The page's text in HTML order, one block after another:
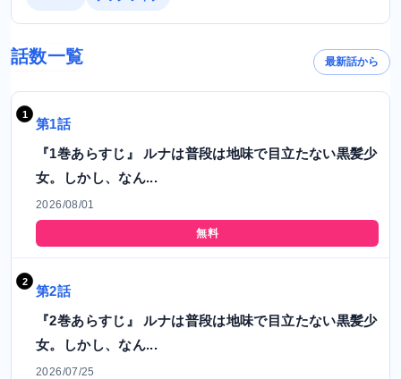
話数一覧 最新話から
第1話
『1巻あらすじ』 ルナは普段は地味で目立たない黒髪少
女。しかし、なん...
2026/08/01
無料
第2話
『2巻あらすじ』 ルナは普段は地味で目立たない黒髪少
女。しかし、なん...
2026/07/25